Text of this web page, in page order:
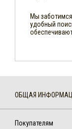
Мы
удобный
ОБЩАЯ
Покупателям